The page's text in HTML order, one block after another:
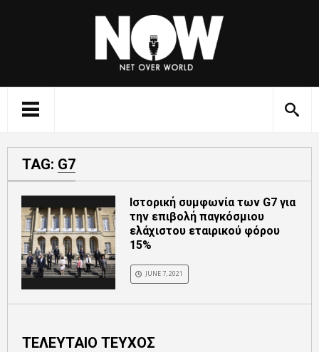
TAG: G7
Ιστορική συμφωνία των G7 για
την επιβολή παγκόσμιου
ελάχιστου εταιρικού φόρου
15%
JUNE 7, 2021
ΤΕΛΕΥΤΑΙΟ ΤΕΥΧΟΣ